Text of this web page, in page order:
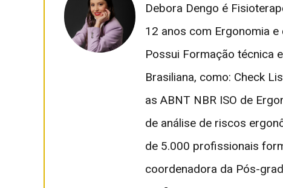
Debora Dengo é
12 anos com Ergonomia
Possui Formação técnica
Brasiliana, como: Check
as ABNT NBR ISO de
de análise de riscos
de 5.000 profissionais
coordenadora da Pós-